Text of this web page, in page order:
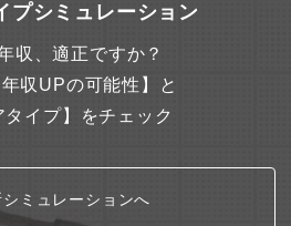
プシミュレーション
収、適正ですか？
収UPの可能性】と
イプ】をチェック
ミュレーションへ